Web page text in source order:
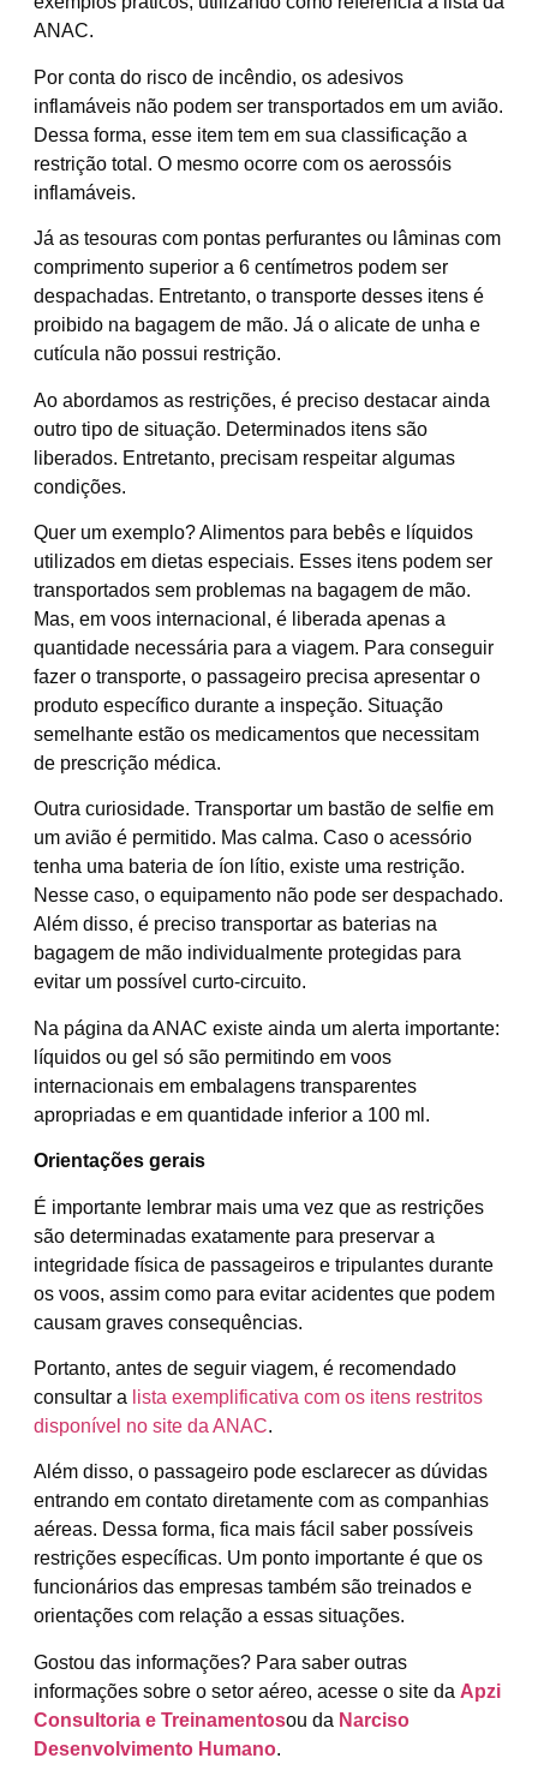
ANAC.
Por conta do risco de incêndio, os adesivos
inflamáveis não podem ser transportados em um avião.
Dessa forma, esse item tem em sua classificação a
restrição total. O mesmo ocorre com os aerossóis
inflamáveis.
Já as tesouras com pontas perfurantes ou lâminas com
comprimento superior a 6 centímetros podem ser
despachadas. Entretanto, o transporte desses itens é
proibido na bagagem de mão. Já o alicate de unha e
cutícula não possui restrição.
Ao abordamos as restrições, é preciso destacar ainda
outro tipo de situação. Determinados itens são
liberados. Entretanto, precisam respeitar algumas
condições.
Quer um exemplo? Alimentos para bebês e líquidos
utilizados em dietas especiais. Esses itens podem ser
transportados sem problemas na bagagem de mão.
Mas, em voos internacional, é liberada apenas a
quantidade necessária para a viagem. Para conseguir
fazer o transporte, o passageiro precisa apresentar o
produto específico durante a inspeção. Situação
semelhante estão os medicamentos que necessitam
de prescrição médica.
Outra curiosidade. Transportar um bastão de selfie em
um avião é permitido. Mas calma. Caso o acessório
tenha uma bateria de íon lítio, existe uma restrição.
Nesse caso, o equipamento não pode ser despachado.
Além disso, é preciso transportar as baterias na
bagagem de mão individualmente protegidas para
evitar um possível curto-circuito.
Na página da ANAC existe ainda um alerta importante:
líquidos ou gel só são permitindo em voos
internacionais em embalagens transparentes
apropriadas e em quantidade inferior a 100 ml.
Orientações gerais
É importante lembrar mais uma vez que as restrições
são determinadas exatamente para preservar a
integridade física de passageiros e tripulantes durante
os voos, assim como para evitar acidentes que podem
causam graves consequências.
Portanto, antes de seguir viagem, é recomendado
consultar a lista exemplificativa com os itens restritos
disponível no site da ANAC.
Além disso, o passageiro pode esclarecer as dúvidas
entrando em contato diretamente com as companhias
aéreas. Dessa forma, fica mais fácil saber possíveis
restrições específicas. Um ponto importante é que os
funcionários das empresas também são treinados e
orientações com relação a essas situações.
Gostou das informações? Para saber outras
informações sobre o setor aéreo, acesse o site da Apzi
Consultoria e Treinamentosou da Narciso
Desenvolvimento Humano.